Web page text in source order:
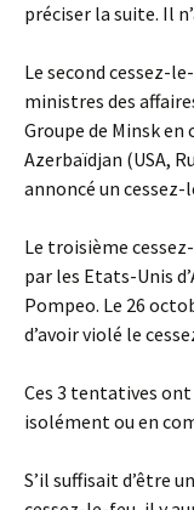
préciser la suite. Il
Le second cessez-
ministres des
Groupe de Minsk
Azerbaïdjan (USA,
annoncé un cessez-
Le troisième
par les Etats-Unis
Pompeo. Le 26
d’avoir violé le
Ces 3 tentatives
isolément ou en
S’il suffisait d’être